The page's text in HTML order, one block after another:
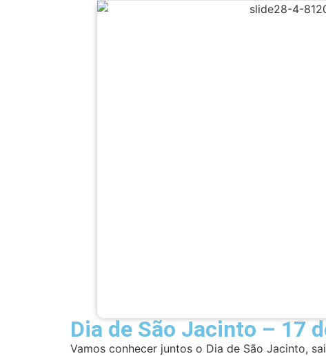
Dia de São Jacinto – 17
Vamos conhecer juntos o Dia de São Jacinto,